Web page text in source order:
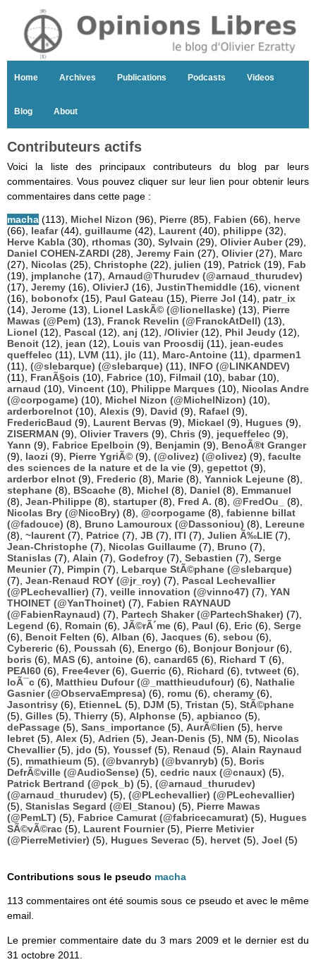
Home Archives Publications Podcasts Videos
Blog About
Contributeurs actifs
Voici la liste des principaux contributeurs du blog par leurs
commentaires. Vous pouvez cliquer sur leur lien pour obtenir leurs
commentaires dans cette page :
macha (113), Michel Nizon (96), Pierre (85), Fabien (66), herve
(66), leafar(44), guillaume (42), Laurent (40), philippe (32),
Herve Kabla (30), rthomas (30), Sylvain (29), Olivier Auber(29),
Daniel COHEN-ZARDI (28), Jeremy Fain (27), Olivier(27), Marc
(27), Nicolas (25), Christophe (22), julien (19), Patrick (19), Fab
(19), jmplanche (17), Arnaud@Thurudev (@arnaud_thurudev)
(17), Jeremy (16), OlivierJ (16), JustinThemiddle (16), vicnent
(16), bobonofx (15), Paul Gateau (15), Pierre Jol (14), patr_ix
(14), Jerome (13), Lionel LaskÃ© (@lionellaske) (13), Pierre
Mawas (@Pem) (13), Franck Revelin (@FranckAtDell) (13),
Lionel (12), Pascal (12), anj (12), /Olivier(12), Phil Jeudy (12),
Benoit (12), jean (12), Louis van Proosdij (11), jean-eudes
queffelec (11), LVM (11), jlc (11), Marc-Antoine (11), dparmen1
(11), (@slebarque) (@slebarque) (11), INFO (@LINKANDEV)
(11), FranÃ§ois (10), Fabrice (10), Filmail (10), babar(10),
arnaud (10), Vincent (10), Philippe Marques (10), Nicolas Andre
(@corpogame) (10), Michel Nizon (@MichelNizon) (10),
arderborelnot (10), Alexis (9), David (9), Rafael (9),
FredericBaud (9), Laurent Bervas (9), Mickael (9), Hugues (9),
ZISERMAN (9), Olivier Travers (9), Chris (9), jequeffelec (9),
Yann (9), Fabrice Epelboin (9), Benjamin (9), BenoÃ®t Granger
(9), laozi (9), Pierre YgriÃ© (9), (@olivez) (@olivez) (9), faculte
des sciences de la nature et de la vie (9), gepettot (9),
arderbor elnot (9), Frederic (8), Marie (8), Yannick Lejeune (8),
stephane (8), BScache (8), Michel (8), Daniel (8), Emmanuel
(8), Jean-Philippe (8), startuper(8), Fred A. (8), @FredOu_
(8),
Nicolas Bry (@NicoBry) (8), @corpogame (8), fabienne billat
(@fadouce) (8), Bruno Lamouroux (@Dassoniou) (8), Lereune
(8), ~laurent (7), Patrice (7), JB (7), ITI (7), Julien Ã‰LIE (7),
Jean-Christophe (7), Nicolas Guillaume (7), Bruno (7),
Stanislas (7), Alain (7), Godefroy (7), Sebastien (7), Serge
Meunier(7), Pimpin (7), Lebarque StÃ©phane (@slebarque)
(7), Jean-Renaud ROY (@jr_roy) (7), Pascal Lechevallier
(@PLechevallier) (7), veille innovation (@vinno47) (7), YAN
THOINET (@YanThoinet) (7), Fabien RAYNAUD
(@FabienRaynaud) (7), Partech Shaker (@PartechShaker) (7),
Legend (6), Romain (6), JÃ©rÃ´me (6), Paul (6), Eric (6), Serge
(6), Benoit Felten (6), Alban (6), Jacques (6), sebou (6),
Cybereric (6), Poussah (6), Energo (6), Bonjour Bonjour(6),
boris (6), MAS (6), antoine (6), canard65 (6), Richard T (6),
PEAI60 (6), Free4ever(6), Guerric (6), Richard (6), tvtweet (6),
loÃ¯c (6), Matthieu Dufour (@_matthieudufour) (6), Nathalie
Gasnier (@ObservaEmpresa) (6), romu (6), cheramy (6),
Jasontrisy (6), EtienneL (5), DJM (5), Tristan (5), StÃ©phane
(5), Gilles (5), Thierry (5), Alphonse (5), apbianco (5),
dePassage (5), Sans_importance (5), AurÃ©lien (5), herve
lebret (5), Alex (5), Adrien (5), Jean-Denis (5), NM (5), Nicolas
Chevallier(5), jdo (5), Youssef (5), Renaud (5), Alain Raynaud
(5), mmathieum (5), (@bvanryb) (@bvanryb) (5), Boris
DefrÃ©ville (@AudioSense) (5), cedric naux (@cnaux) (5),
Patrick Bertrand (@pck_b) (5), (@arnaud_thurudev)
(@arnaud_thurudev) (5), (@PLechevallier) (@PLechevallier)
(5), Stanislas Segard (@El_Stanou) (5), Pierre Mawas
(@PemLT) (5), Fabrice Camurat (@fabricecamurat) (5), Hugues
SÃ©vÃ©rac (5), Laurent Fournier(5), Pierre Metivier
(@PierreMetivier) (5), Hugues Severac (5), hervet (5), Joel (5)
Contributions sous le pseudo macha
113 commentaires ont été soumis sous ce pseudo et avec le même
email.
Le premier commentaire date du 3 mars 2009 et le dernier est du
31 octobre 2011.